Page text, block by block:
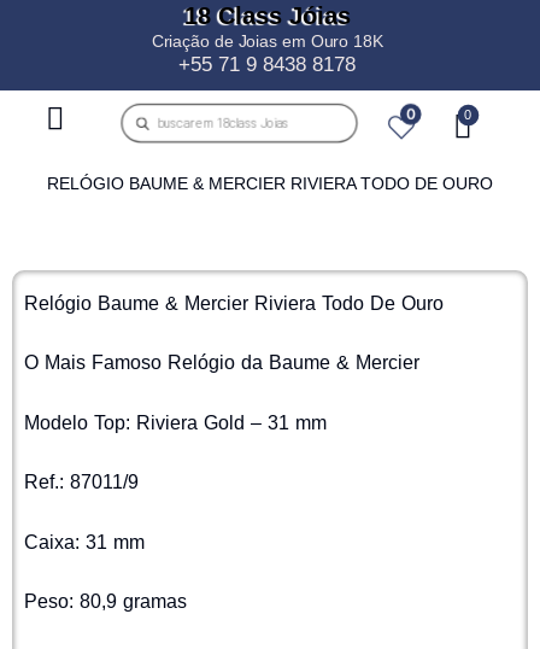
18 Class Jóias
Criação de Joias em Ouro 18K
+55 71 9 8438 8178
0
RELÓGIO BAUME & MERCIER RIVIERA TODO DE OURO
Relógio Baume & Mercier Riviera Todo De Ouro
O Mais Famoso Relógio da Baume & Mercier
Modelo Top: Riviera Gold – 31 mm
Ref.: 87011/9
Caixa: 31 mm
Peso: 80,9 gramas